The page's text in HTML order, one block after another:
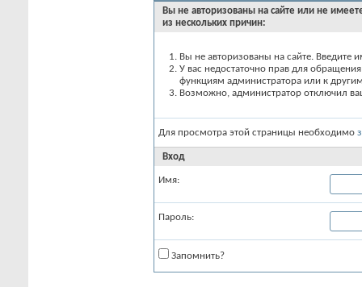
Вы не авторизованы на сайте или не
из нескольких причин:
Вы не авторизованы на сайте. Введите
У вас недостаточно прав для
функциям администратора или к
Возможно, администратор отключил
Для просмотра этой страницы необходимо
Вход
Имя:
Пароль:
Запомнить?